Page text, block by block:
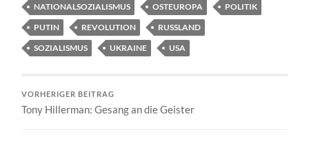
NATIONALSOZIALISMUS
OSTEUROPA
POLITIK
PUTIN
REVOLUTION
RUSSLAND
SOZIALISMUS
UKRAINE USA
VORHERIGER BEITRAG
Tony Hillerman: Gesang an die Geister